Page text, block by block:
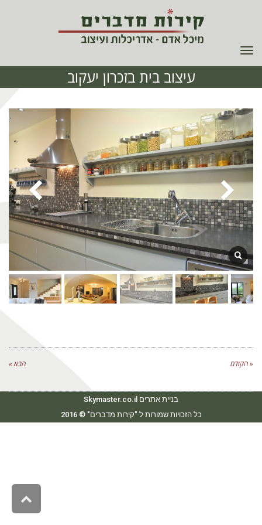
תפריט
עיצוב בית בזכרון יעקוב
« הקודם הבא »
בניית אתרים Skymaster.co.il
כל הזכויות שמורות ל "קירות מדברים" © 2016